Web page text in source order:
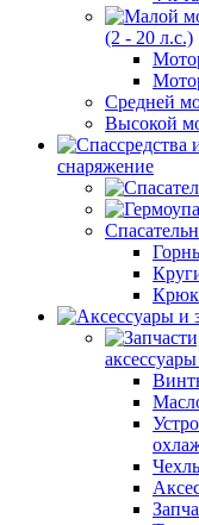
(2 - 20 л.с.)
Средней
Высокой
снаряжение
Крюк